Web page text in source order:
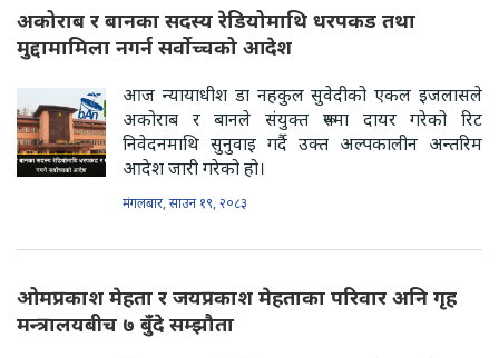
अकोराब र बानका सदस्य रेडियोमाथि धरपकड तथा
मुद्दामामिला नगर्न सर्वोच्चको आदेश
आज न्यायाधीश डा नहकुल सुवेदीको एकल इजलासले
अकोराब र बानले संयुक्त रूपमा दायर गरेको रिट
निवेदनमाथि सुनुवाइ गर्दै उक्त अल्पकालीन अन्तरिम
आदेश जारी गरेको हो।
मंगलबार, साउन १९, २०८३
ओमप्रकाश मेहता र जयप्रकाश मेहताका परिवार अनि गृह
मन्त्रालयबीच ७ बुँदे सम्झौता